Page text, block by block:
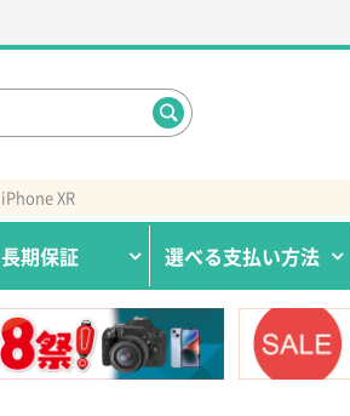
iPhone XR
長期保証 選べる支払い方法